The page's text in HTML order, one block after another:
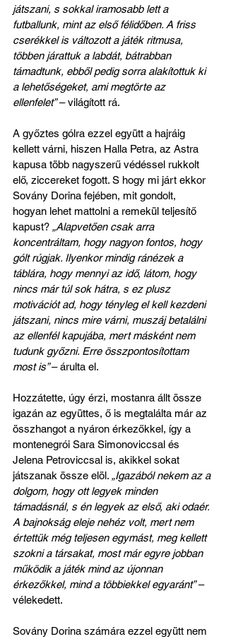
játszani, s sokkal iramosabb lett a
futballunk, mint az első félidőben. A friss
cserékkel is változott a játék ritmusa,
többen járattuk a labdát, bátrabban
támadtunk, ebből pedig sorra alakítottuk ki
a lehetőségeket, ami megtörte az
ellenfelet” – világított rá.
A győztes gólra ezzel együtt a hajráig
kellett várni, hiszen Halla Petra, az Astra
kapusa több nagyszerű védéssel rukkolt
elő, ziccereket fogott. S hogy mi járt ekkor
Sovány Dorina fejében, mit gondolt,
hogyan lehet mattolni a remekül teljesítő
kapust? „Alapvetően csak arra
koncentráltam, hogy nagyon fontos, hogy
gólt rúgjak. Ilyenkor mindig ránézek a
táblára, hogy mennyi az idő, látom, hogy
nincs már túl sok hátra, s ez plusz
motivációt ad, hogy tényleg el kell kezdeni
játszani, nincs mire várni, muszáj betalálni
az ellenfél kapujába, mert másként nem
tudunk győzni. Erre összpontosítottam
most is” – árulta el.
Hozzátette, úgy érzi, mostanra állt össze
igazán az együttes, ő is megtalálta már az
összhangot a nyáron érkezőkkel, így a
montenegrói Sara Simonoviccsal és
Jelena Petroviccsal is, akikkel sokat
játszanak össze elöl. „Igazából nekem az a
dolgom, hogy ott legyek minden
támadásnál, s én legyek az első, aki odaér.
A bajnokság eleje nehéz volt, mert nem
értettük még teljesen egymást, meg kellett
szokni a társakat, most már egyre jobban
működik a játék mind az újonnan
érkezőkkel, mind a többiekkel egyaránt” –
vélekedett.
Sovány Dorina számára ezzel együtt nem